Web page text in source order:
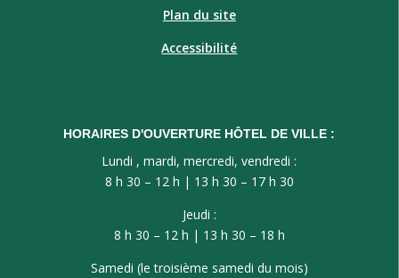
Plan du site
Accessibilité
HORAIRES D'OUVERTURE HÔTEL DE VILLE :
Lundi , mardi, mercredi, vendredi :
8 h 30 – 12 h | 13 h 30 – 17 h 30
Jeudi :
8 h 30 – 12 h | 13 h 30 – 18 h
Samedi (le troisième samedi du mois)